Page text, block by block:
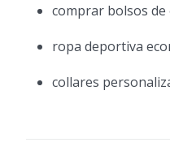
comprar bolsos
ropa deportiva
collares